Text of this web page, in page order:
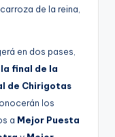
de la reina,
en dos pases,
la final de la
de Chirigotas
los
a Mejor Puesta